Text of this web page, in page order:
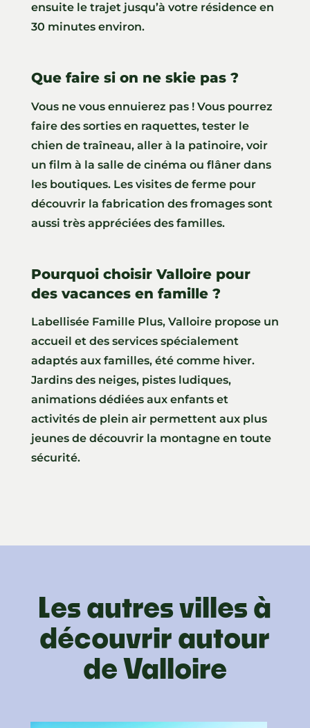
ensuite le trajet jusqu’à votre résidence en
30 minutes environ.
Que faire si on ne skie pas ?
Vous ne vous ennuierez pas ! Vous pourrez
faire des sorties en raquettes, tester le
chien de traîneau, aller à la patinoire, voir
un film à la salle de cinéma ou flâner dans
les boutiques. Les visites de ferme pour
découvrir la fabrication des fromages sont
aussi très appréciées des familles.
Pourquoi choisir Valloire pour
des vacances en famille ?
Labellisée Famille Plus, Valloirepropose un
accueil et des services spécialement
adaptés aux familles, été comme hiver.
Jardins des neiges, pistes ludiques,
animations dédiées aux enfants et
activités de plein air permettent aux plus
jeunes de découvrir la montagne en toute
sécurité.
Les autres villes à
découvrir autour
de Valloire